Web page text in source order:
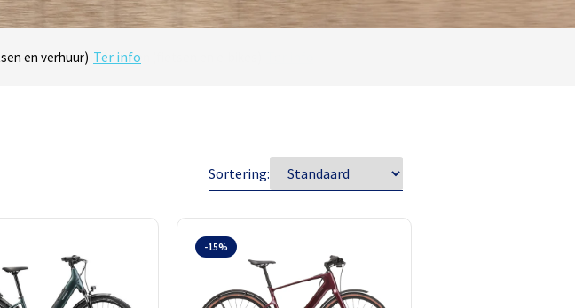
183 in Lanaken (fietsen en e-bikes)
en verhuur) Ter info
Sortering:
-15%